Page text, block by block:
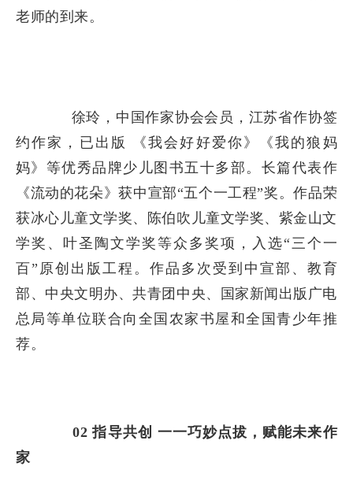
老师的到来。
徐玲，中国作家协会会员，江苏省作协签
约作家，已出版 《我会好好爱你》《我的狼妈
妈》等优秀品牌少儿图书五十多部。长篇代表作
《流动的花朵》获中宣部“五个一工程”奖。作品荣
获冰心儿童文学奖、陈伯吹儿童文学奖、紫金山文
学奖、叶圣陶文学奖等众多奖项，入选“三个一
百”原创出版工程。作品多次受到中宣部、教育
部、中央文明办、共青团中央、国家新闻出版广电
总局等单位联合向全国农家书屋和全国青少年推
荐。
02指导共创 一一巧妙点拔，赋能未来作
家